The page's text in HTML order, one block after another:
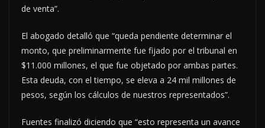
de venta”.
El abogado detalló que “queda pendiente determinar el
monto, que preliminarmente fue fijado por el tribunal en
$11.000 millones, el que fue objetado por ambas partes.
Esta deuda, con el tiempo, se eleva a 24 mil millones de
pesos, según los cálculos de nuestros representados”.
Fuentes finalizó diciendo que “esto representa un avance